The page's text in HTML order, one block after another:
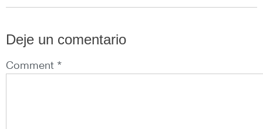
Deje un comentario
Comment *